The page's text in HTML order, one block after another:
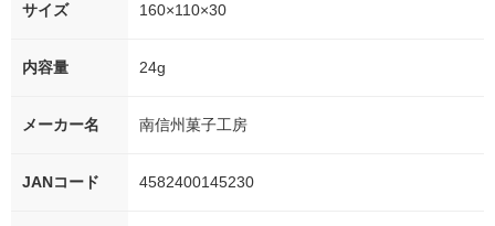
サイズ 160×110×30
内容量 24g
メーカー名 南信州菓子工房
JANコード 4582400145230